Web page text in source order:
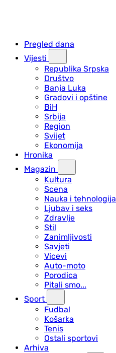
Pregled dana
Vijesti
Republika Srpska
Društvo
Banja Luka
Gradovi i opštine
BiH
Srbija
Region
Svijet
Ekonomija
Hronika
Magazin
Kultura
Scena
Nauka i tehnologija
Ljubav i seks
Zdravlje
Stil
Zanimljivosti
Savjeti
Vicevi
Auto-moto
Porodica
Pitali smo...
Sport
Fudbal
Košarka
Tenis
Ostali sportovi
Arhiva